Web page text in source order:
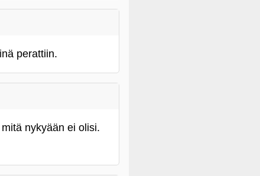
perattiin.
nykyään ei olisi.